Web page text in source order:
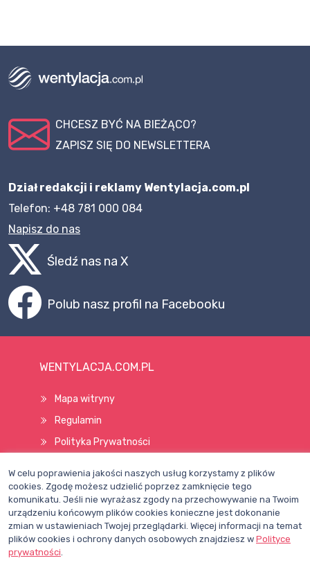
CHCESZ BYĆ NA BIEŻĄCO?
ZAPISZ SIĘ DO NEWSLETTERA
Dział redakcji i reklamy Wentylacja.com.pl
Telefon: +48 781 000 084
Napisz do nas
Śledź nas na X
Polub nasz profil na Facebooku
WENTYLACJA.COM.PL
Mapa witryny
Regulamin
Polityka Prywatności
Wszelkie prawa zastrzeżone © 1998–2026
W celu poprawienia jakości naszych usług korzystamy z plików
cookies. Zgodę możesz udzielić poprzez zamknięcie tego
komunikatu. Jeśli nie wyrażasz zgody na przechowywanie na Twoim
urządzeniu końcowym plików cookies konieczne jest dokonanie
zmian w ustawieniach Twojej przeglądarki. Więcej informacji na temat
plików cookies i ochrony danych osobowych znajdziesz w Polityce
prywatności.